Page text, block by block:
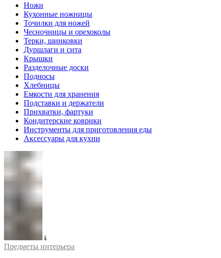
Ножи
Кухонные ножницы
Точилки для ножей
Чесночницы и орехоколы
Терки, шинковки
Дуршлаги и сита
Крышки
Разделочные доски
Подносы
Хлебницы
Емкости для хранения
Подставки и держатели
Прихватки, фартуки
Кондитерские коврики
Инструменты для приготовления еды
Аксессуары для кухни
Предметы интерьера